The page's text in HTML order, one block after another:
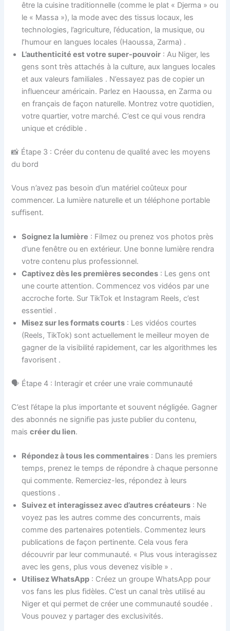
être la cuisine traditionnelle (comme le plat « Djerma » ou
le « Massa »), la mode avec des tissus locaux, les
technologies, l’agriculture, l’éducation, la musique, ou
l’humour en langues locales (Haoussa, Zarma) .
L’authenticité est votre super-pouvoir : Au Niger, les
gens sont très attachés à la culture, aux langues locales
et aux valeurs familiales . N’essayez pas de copier un
influenceur américain. Parlez en Haoussa, en Zarma ou
en français de façon naturelle. Montrez votre quotidien,
votre quartier, votre marché. C’est ce qui vous rendra
unique et crédible .
📸 Étape 3 : Créer du contenu de qualité avec les moyens
du bord
Vous n’avez pas besoin d’un matériel coûteux pour
commencer. La lumière naturelle et un téléphone portable
suffisent.
Soignez la lumière : Filmez ou prenez vos photos près
d’une fenêtre ou en extérieur. Une bonne lumière rendra
votre contenu plus professionnel.
Captivez dès les premières secondes : Les gens ont
une courte attention. Commencez vos vidéos par une
accroche forte. Sur TikTok et Instagram Reels, c’est
essentiel .
Misez sur les formats courts : Les vidéos courtes
(Reels, TikTok) sont actuellement le meilleur moyen de
gagner de la visibilité rapidement, car les algorithmes les
favorisent .
🗣️ Étape 4 : Interagir et créer une vraie communauté
C’est l’étape la plus importante et souvent négligée. Gagner
des abonnés ne signifie pas juste publier du contenu,
maiscréer du lien.
Répondez à tous les commentaires : Dans les premiers
temps, prenez le temps de répondre à chaque personne
qui commente. Remerciez-les, répondez à leurs
questions .
Suivez et interagissez avec d’autres créateurs : Ne
voyez pas les autres comme des concurrents, mais
comme des partenaires potentiels. Commentez leurs
publications de façon pertinente. Cela vous fera
découvrir par leur communauté. « Plus vous interagissez
avec les gens, plus vous devenez visible » .
Utilisez WhatsApp : Créez un groupe WhatsApp pour
vos fans les plus fidèles. C’est un canal très utilisé au
Niger et qui permet de créer une communauté soudée .
Vous pouvez y partager des exclusivités.